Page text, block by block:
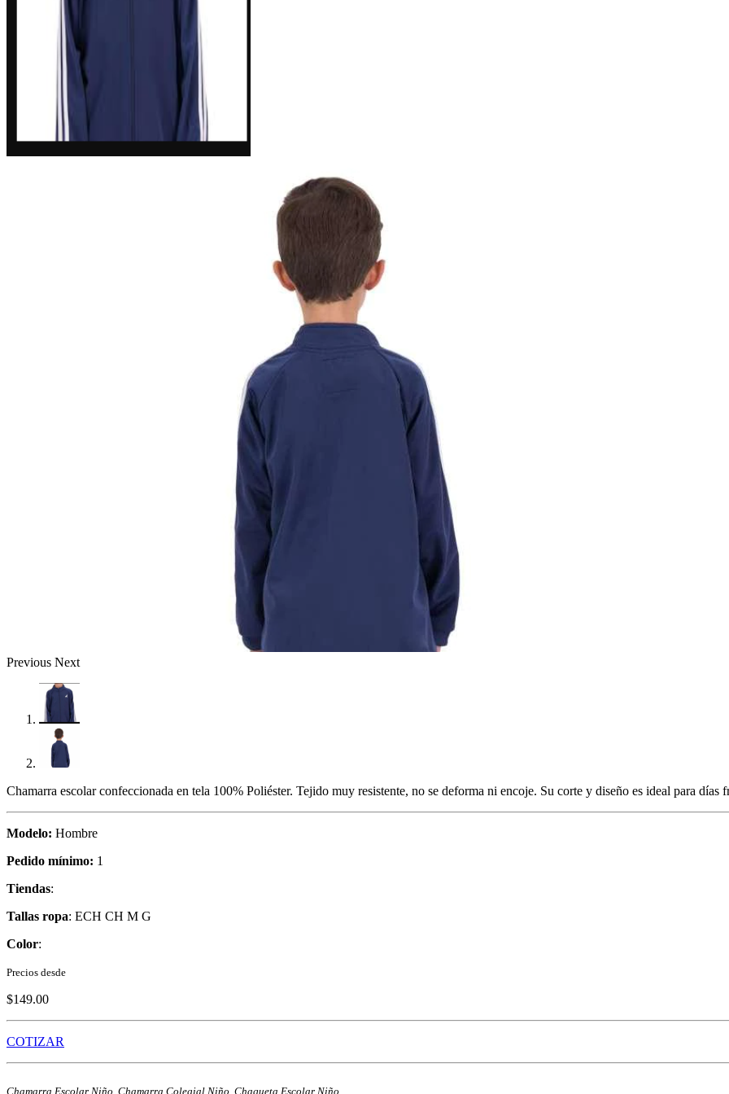
Previous Next
Chamarra escolar confeccionada en tela 100% Poliéster. Tejido muy resistente, no se deforma ni encoje. Su corte y diseño es ideal para días
Modelo: Hombre
Pedido mínimo: 1
Tiendas:
Tallas ropa: ECH CH M G
Color:
Precios desde
$149.00
COTIZAR
Chamarra Escolar Niño, Chamarra Colegial Niño, Chaqueta Escolar Niño